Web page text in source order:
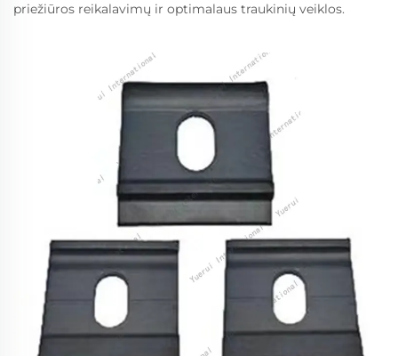
priežiūros reikalavimų ir optimalaus traukinių veiklos.